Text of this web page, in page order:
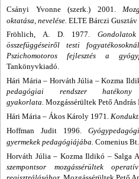
Csányi Yvonne (szerk.) 2001.
oktatása, nevelése. ELTE Bárczi
Fröhlich, A. D. 1977.
összefüggéseiről testi
Pszichomotoros fejlesztés a
Tankönyvkiadó.
Hári Mária– Horváth Júlia –Kozma
pedagógiai rendszer
gyakorlata. Mozgássérültek Pető
Hári Mária – Ákos Károly 1971.
Hoffman Judit 1996.
gyermekek pedagógiájába. Comenius Bt.
Horváth Júlia– Kozma Ildikó –Salga
szempontsor mozgássérültek